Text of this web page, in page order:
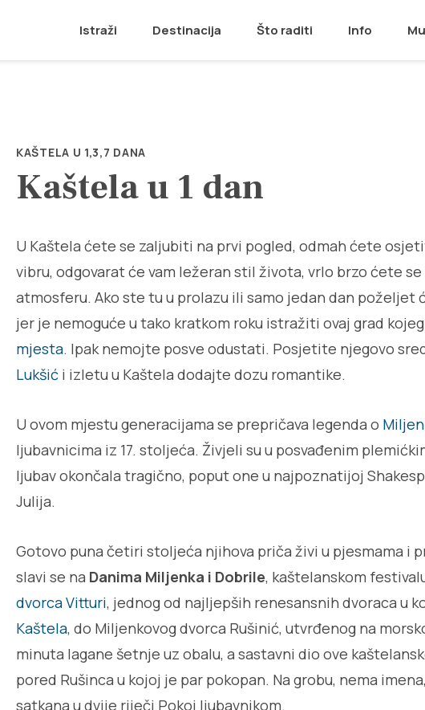
Istraži Destinacija Što raditi Info
KAŠTELA U 1,3,7 DANA
Kaštela u 1 dan
U Kaštela ćete se zaljubiti na prvi pogled, odmah ćete
vibru, odgovarat će vam ležeran stil života, vrlo brzo ćete
atmosferu. Ako ste tu u prolazu ili samo jedan dan
jer je nemoguće u tako kratkom roku istražiti ovaj grad
mjesta. Ipak nemojte posve odustati. Posjetite njegovo
Lukšić i izletu u Kaštela dodajte dozu romantike.
U ovom mjestu generacijama se prepričava legenda o
ljubavnicima iz 17. stoljeća. Živjeli su u posvađenim
ljubav okončala tragično, poput one u najpoznatijoj
Julija.
Gotovo puna četiri stoljeća njihova priča živi u pjesmama i
slavi se na Danima Miljenka i Dobrile, kaštelanskom
dvorca Vitturi, jednog od najljepših renesansnih dvoraca u
Kaštela, do Miljenkovog dvorca Rušinić, utvrđenog na
minuta lagane šetnje uz obalu, a sastavni dio ove
pored Rušinca u kojoj je par pokopan. Na grobu, nema
satkana u dvije riječi Pokoj ljubavnikom.